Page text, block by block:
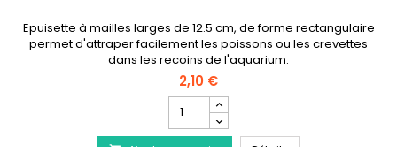
Epuisette à mailles larges de 12.5 cm, de forme rectangulaire
permet d'attraper facilement les poissons ou les crevettes
dans les recoins de l'aquarium.
2,10 €
quantité
du